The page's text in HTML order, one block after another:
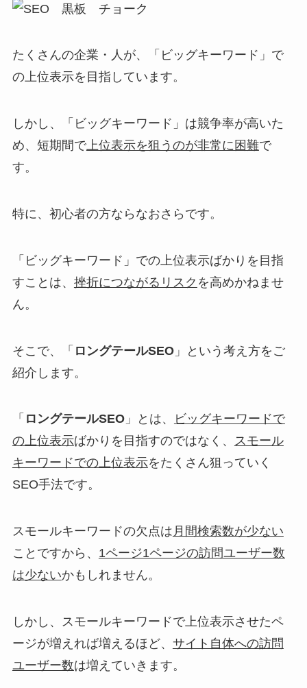
たくさんの企業・人が、
「ビッグキーワード」で
の上位表示を目指しています。
しかし、「ビッグキーワード」は競争率が高いた
め、短期間で上位表示を狙うのが非常に困難で
す。
特に、初心者の方ならなおさらです。
「ビッグキーワード」での上位表示ばかりを目指
すことは、 挫折につながるリスク を高めかねませ
ん。
そこで、「 ロングテールSEO」という考え方をご
紹介します。
「 ロングテールSEO」とは、
ビッグキーワードで
の上位表示ばかりを目指すのではなく、 スモール
キーワードでの上位表示をたくさん狙っていく
SEO手法です。
スモールキーワードの欠点は 月間検索数が少ない
ことですから、 1ページ1ページの訪問ユーザー数
は少ないかもしれません。
しかし、スモールキーワードで上位表示させたペ
ージが増えれば増えるほど、 サイト自体への訪問
ユーザー数は増えていきます。